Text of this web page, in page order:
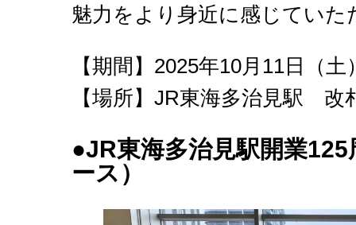
魅力をより身近に感じてい
【期間】2025年10月11日（
【場所】JR東海多治見駅 改
●JR東海多治見駅開業
ース）